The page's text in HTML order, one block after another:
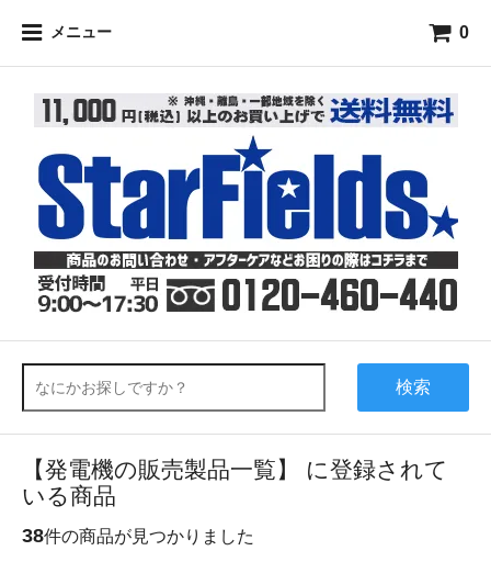
メニュー 0
検索
【発電機の販売製品一覧】 に登録されて
いる商品
38件の商品が見つかりました